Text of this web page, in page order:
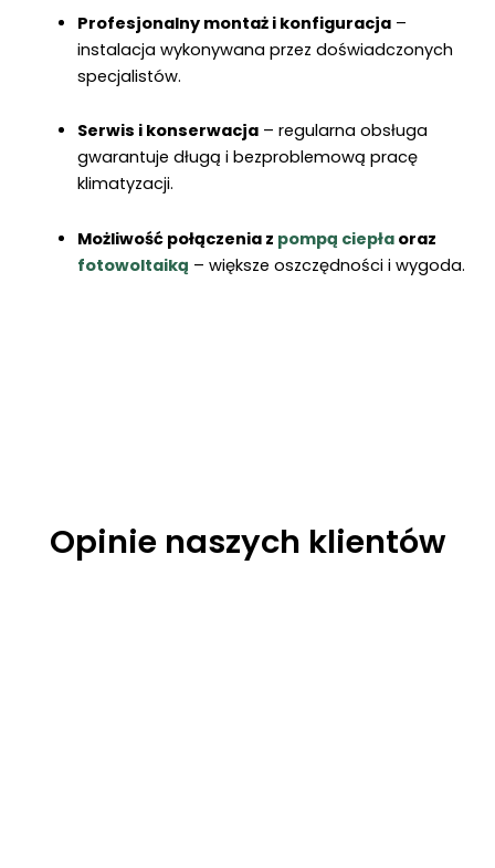
Profesjonalny montaż i konfiguracja–
instalacja wykonywana przez doświadczonych
specjalistów.
Serwis i konserwacja– regularna obsługa
gwarantuje długą i bezproblemową pracę
klimatyzacji.
Możliwość połączenia z pompą ciepłaoraz
fotowoltaiką – większe oszczędności i wygoda.
Opinie naszych klientów